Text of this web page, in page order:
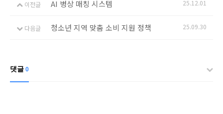
이전글 AI 병상 매칭 시스템 25.12.01
다음글 청소년 지역 맞춤 소비 지원 정책 25.09.30
댓글 0